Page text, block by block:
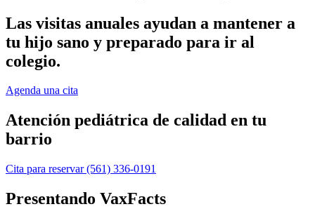
Las visitas anuales ayudan a mantener a
tu hijo sano y preparado para ir al
colegio.
Agenda una cita
Atención pediátrica de calidad en tu
barrio
Cita para reservar(561) 336-0191
Presentando VaxFacts